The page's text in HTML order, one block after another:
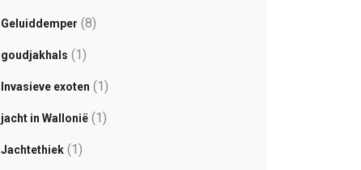
Geluiddemper (8)
goudjakhals (1)
Invasieve exoten (1)
jacht in Wallonië(1)
Jachtethiek(1)